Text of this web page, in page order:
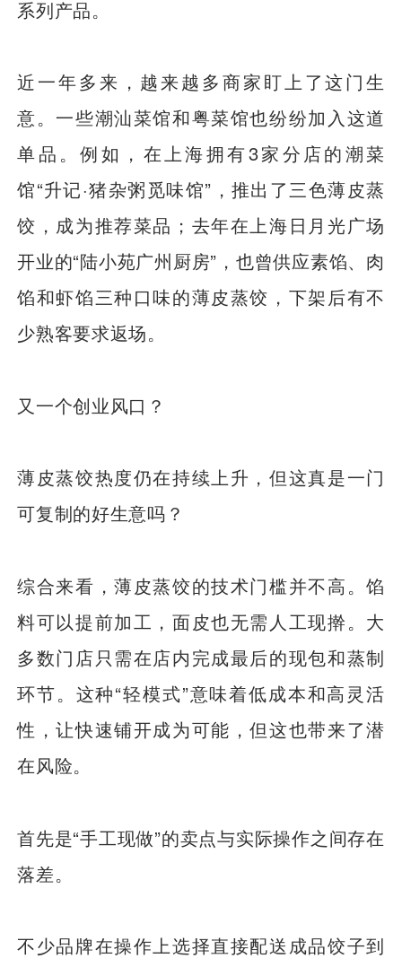
系列产品。
近一年多来，越来越多商家盯上了这门生
意。一些潮汕菜馆和粤菜馆也纷纷加入这道
单品。例如，在上海拥有3家分店的潮菜
馆“升记·猪杂粥觅味馆”，推出了三色薄皮蒸
饺，成为推荐菜品；去年在上海日月光广场
开业的“陆小苑广州厨房”，也曾供应素馅、肉
馅和虾馅三种口味的薄皮蒸饺，下架后有不
少熟客要求返场。
又一个创业风口？
薄皮蒸饺热度仍在持续上升，但这真是一门
可复制的好生意吗？
综合来看，薄皮蒸饺的技术门槛并不高。馅
料可以提前加工，面皮也无需人工现擀。大
多数门店只需在店内完成最后的现包和蒸制
环节。这种“轻模式”意味着低成本和高灵活
性，让快速铺开成为可能，但这也带来了潜
在风险。
首先是“手工现做”的卖点与实际操作之间存在
落差。
不少品牌在操作上选择直接配送成品饺子到